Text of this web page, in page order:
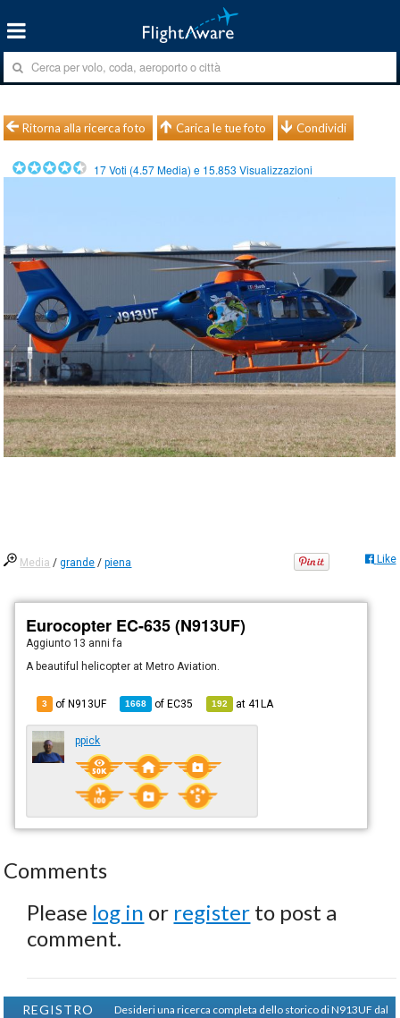
Ritorna alla ricerca foto Carica le tue foto Condividi
17Voti (4.57Media) e 15.853 Visualizzazioni
Media /grande /piena Like
Eurocopter EC-635 (N913UF)
Aggiunto 13 anni fa
A beautiful helicopter at Metro Aviation.
3 of N913UF 1668 ofEC35 192 at41LA
ppick
Comments
Please log in or register to post a
comment.
REGISTRO
Desideri una ricerca completa dello storico di N913UF dal